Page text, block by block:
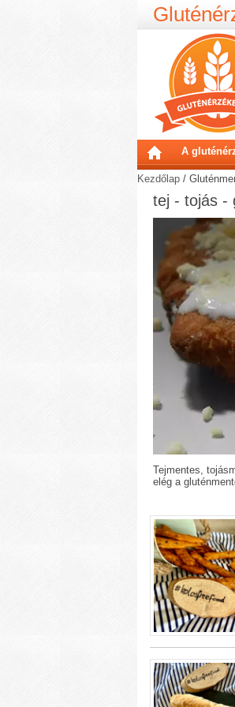
A
Kezdőlap /
tej - tojás -
Tejmentes,
elég a